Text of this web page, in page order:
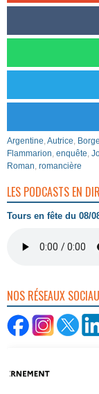
Argentine,Autrice,
Flammarion, enquête,
Roman, romancière
LES PODCASTS EN
Tours en fête du 08/
NOS RÉSEAUX